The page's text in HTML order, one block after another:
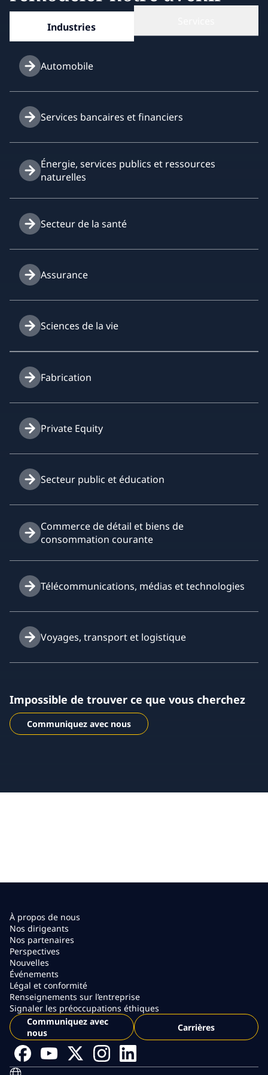
Industries
Automobile
Services bancaires et financiers
Énergie, services publics et ressources
naturelles
Secteur de la santé
Assurance
Sciences de la vie
Fabrication
Private Equity
Secteur public et éducation
Commerce de détail et biens de
consommation courante
Télécommunications, médias et technologies
Voyages, transport et logistique
Impossible de trouver ce que vous cherchez
Communiquez avec nous
À propos de nous
Nos dirigeants
Nos partenaires
Perspectives
Nouvelles
Événements
Légal et conformité
Renseignements sur l’entreprise
Signaler les préoccupations éthiques
Communiquez avec
nous
Carrières